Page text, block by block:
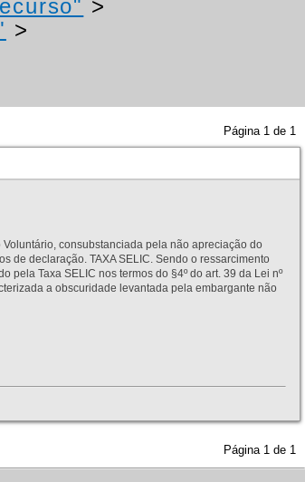
>
>
Página 1 de 1
consubstanciada pela não apreciação do
de declaração. TAXA SELIC. Sendo o ressarcimento
pela Taxa SELIC nos termos do §4º do art. 39 da Lei nº
a obscuridade levantada pela embargante não
Página 1 de 1